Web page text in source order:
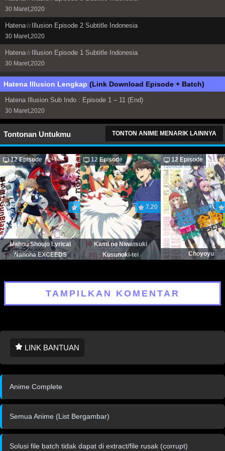
30 Maret,2020
Hatena☆Illusion Episode 2 Subtitle Indonesia
30 Maret,2020
Hatena☆Illusion Episode 1 Subtitle Indonesia
30 Maret,2020
Hatena Illusion Lengkap (Link Download Episode + Batch)
Hatena Illusion Sub Indo : Episode 1 – 11 (End)
30 Maret,2020
Tontonan Untukmu TONTON ANIME MENARIK LAINNYA
12 Episode
Mahou Shoujo Lyrical
Nanoha EXCEEDS
12 Episode
7.20
Kami no Niwatsuki
Kusunoki-tei
12 Episode
Choyoyu
TAMPILKAN KOMENTAR
LINK BANTUAN
Anime Complete
Semua Anime (List Bergambar)
Solusi file batch tidak dapat di extract/file rusak (corrupt)